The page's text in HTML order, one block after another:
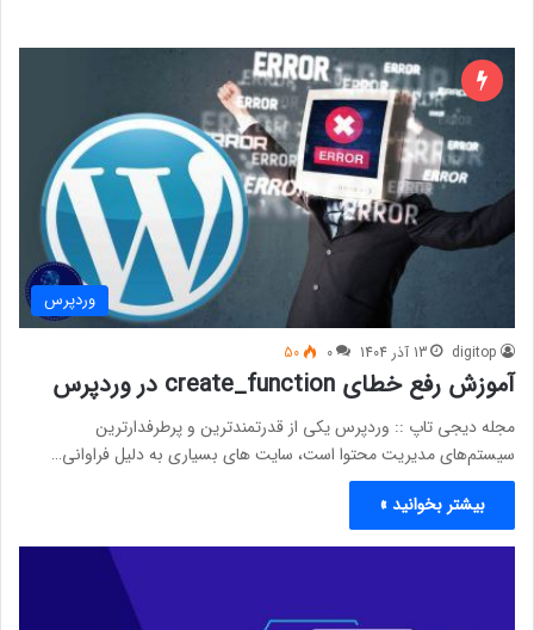
وردپرس
digitop 13 آذر 1404 0
50
آموزش رفع خطای create_function در وردپرس
مجله دیجی تاپ :: وردپرس یکی از قدرتمندترین و پرطرفدارترین
سیستم‌های مدیریت محتوا است، سایت های بسیاری به دلیل فراوانی…
بیشتر بخوانید »